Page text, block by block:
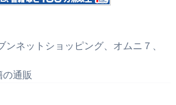
ンネットショッピング、オムニ７、
通販